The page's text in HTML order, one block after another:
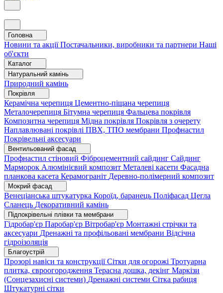
Головна
Новини та акціїПостачальники, виробники та партнери Наші
об'єкти
Каталог
Натуральний камінь
Природний камінь
Покрівля
Керамічна черепиця Цементно-піщана черепиця
Металочерепиця Бітумна черепиця Фальцева покрівля
Композитна черепиця Мідна покрівля Покрівля з очерету
Наплавлювані покрівлі ПВХ, ТПО мембрани Профнастил
Покрівельні аксесуари
Вентильований фасад
Профнастил стіновий Фіброцементний сайдинг Сайдинг
Марморок Алюмінієвий композит Металеві касети Фасадна
планкова касета Керамограніт Деревно-полімерний композит
Мокрий фасад
Венеціанська штукатурка Короїд, баранець Поліфасад Цегла
Сланець Декоративний камінь
Підпокрівельні плівки та мембрани
Гідробар'єр Паробар'єр Вітробар'єр Монтажні стрічки та
аксесуари Дренажні та профільовані мембрани Відсічна
гідроізоляція
Благоустрій
Прозорі навіси та конструкціїСітки для огорожі Тротуарна
плитка, євроогородження Терасна дошка, декінг Маркізи
(Сонцезахисні системи) Дренажні системи Сітка рабиця
Штукатурні сітки